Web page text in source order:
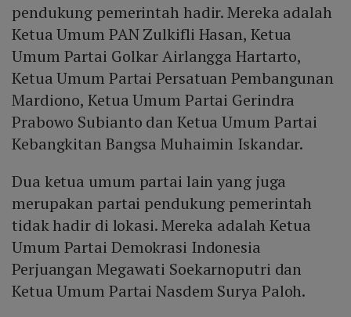
pendukung pemerintah hadir. Mereka adalah
Ketua Umum PAN Zulkifli Hasan, Ketua
Umum Partai Golkar Airlangga Hartarto,
Ketua Umum Partai Persatuan Pembangunan
Mardiono, Ketua Umum Partai Gerindra
Prabowo Subianto dan Ketua Umum Partai
Kebangkitan Bangsa Muhaimin Iskandar.
Dua ketua umum partai lain yang juga
merupakan partai pendukung pemerintah
tidak hadir di lokasi. Mereka adalah Ketua
Umum Partai Demokrasi Indonesia
Perjuangan Megawati Soekarnoputri dan
Ketua Umum Partai Nasdem Surya Paloh.